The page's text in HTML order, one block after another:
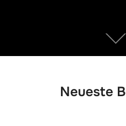
Zum
Inhalt
Neueste